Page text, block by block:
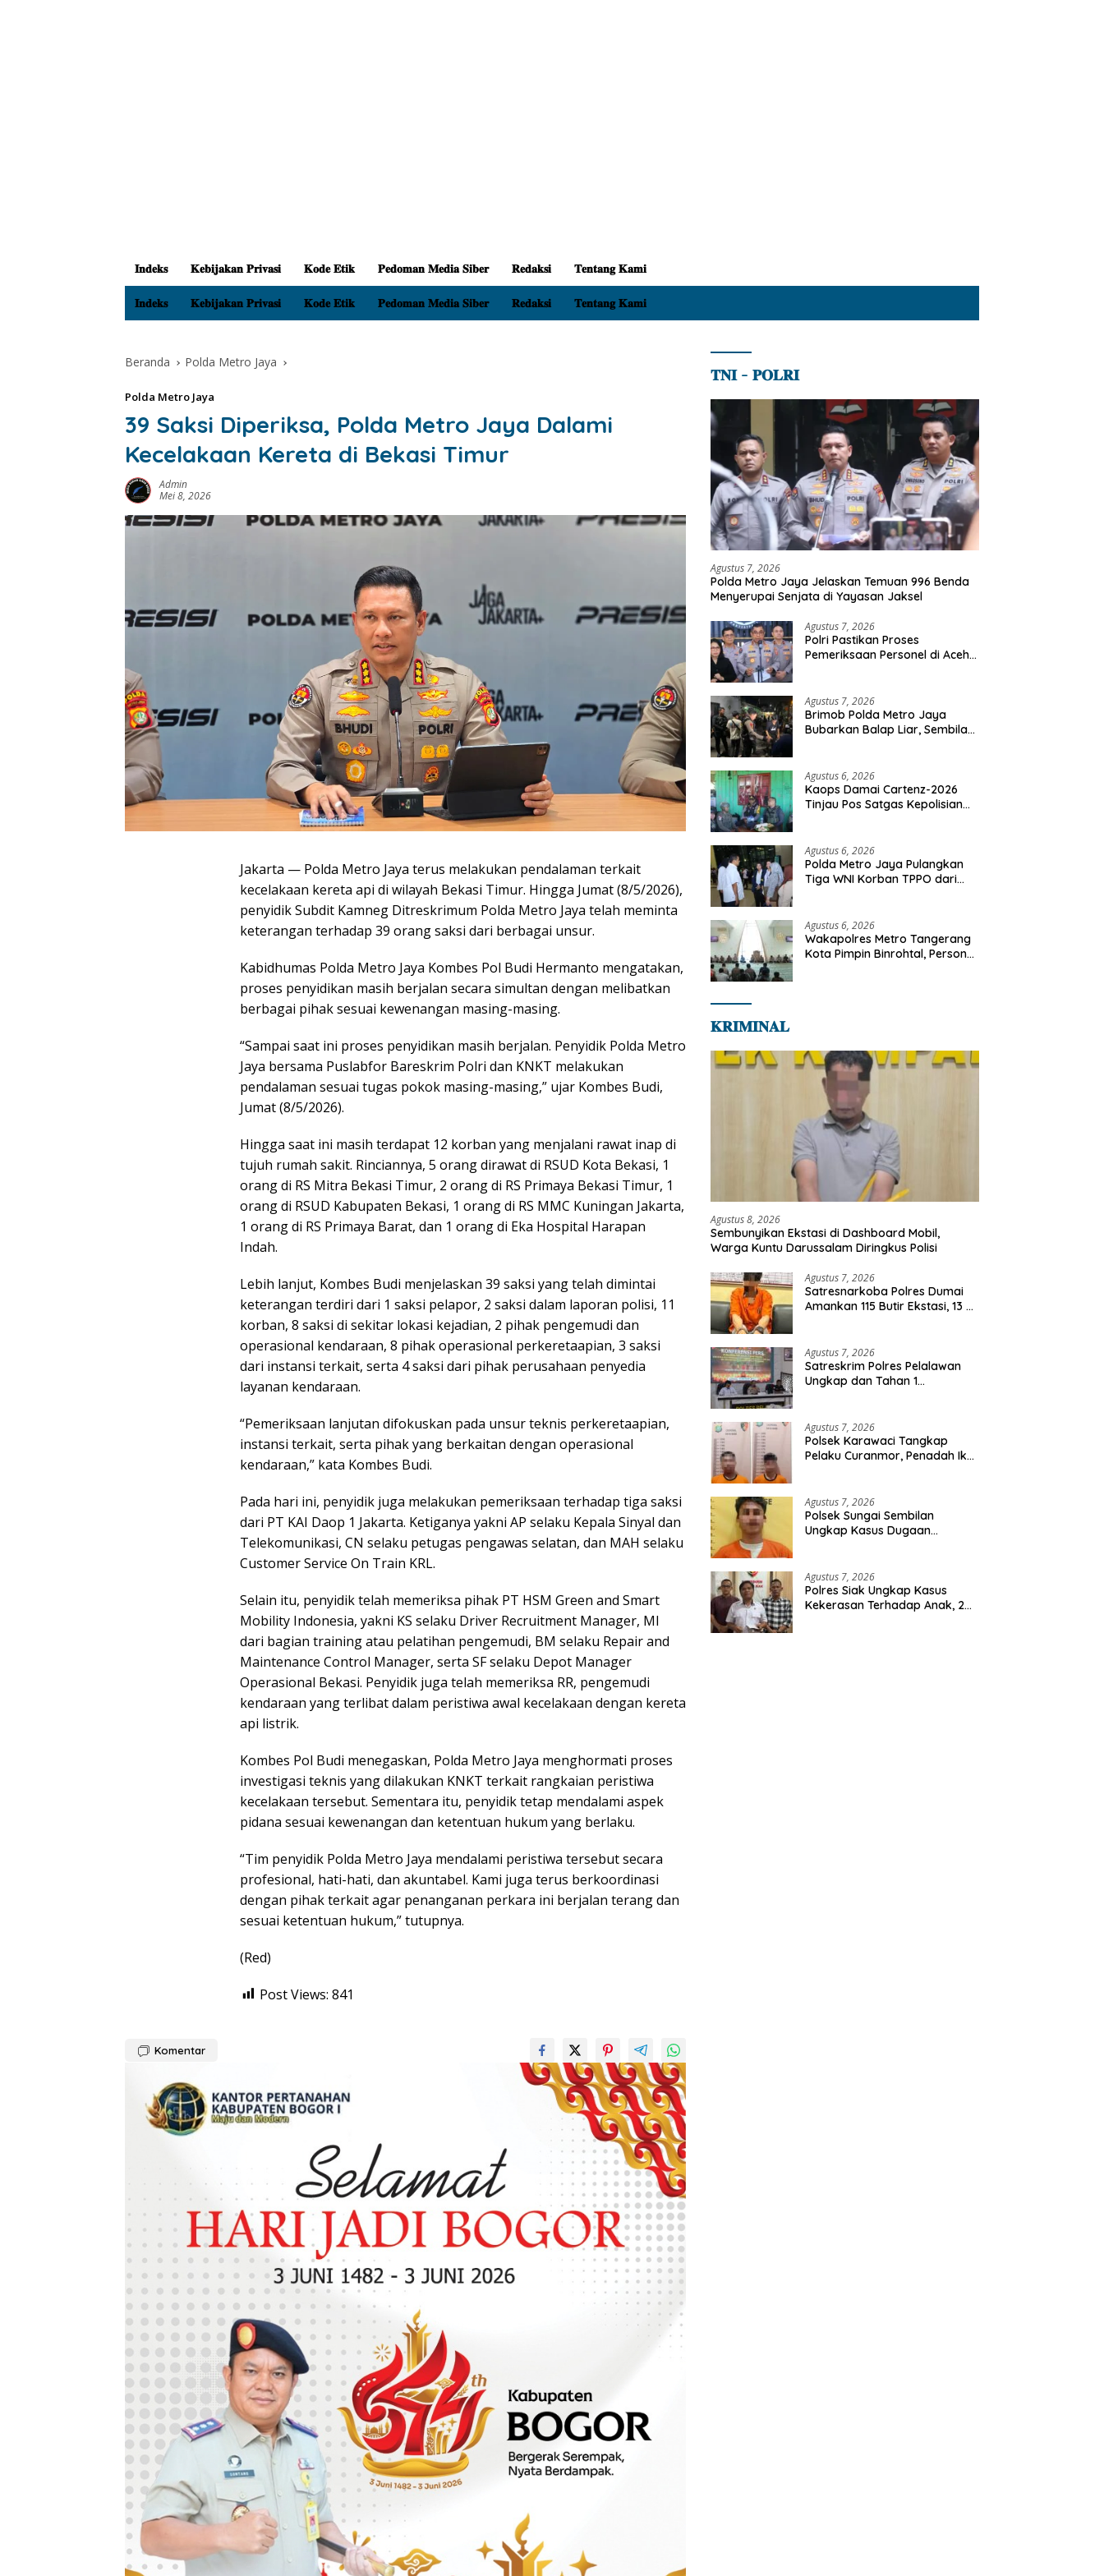
𝐈𝐧𝐝𝐞𝐤𝐬 𝐊𝐞𝐛𝐢𝐣𝐚𝐤𝐚𝐧 𝐏𝐫𝐢𝐯𝐚𝐬𝐢 𝐊𝐨𝐝𝐞 𝐄𝐭𝐢𝐤 𝐏𝐞𝐝𝐨𝐦𝐚𝐧 𝐌𝐞𝐝𝐢𝐚 𝐒𝐢𝐛𝐞𝐫 𝐑𝐞𝐝𝐚𝐤𝐬𝐢 𝐓𝐞𝐧𝐭𝐚𝐧𝐠 𝐊𝐚𝐦𝐢
𝐈𝐧𝐝𝐞𝐤𝐬 𝐊𝐞𝐛𝐢𝐣𝐚𝐤𝐚𝐧 𝐏𝐫𝐢𝐯𝐚𝐬𝐢 𝐊𝐨𝐝𝐞 𝐄𝐭𝐢𝐤 𝐏𝐞𝐝𝐨𝐦𝐚𝐧 𝐌𝐞𝐝𝐢𝐚 𝐒𝐢𝐛𝐞𝐫 𝐑𝐞𝐝𝐚𝐤𝐬𝐢 𝐓𝐞𝐧𝐭𝐚𝐧𝐠 𝐊𝐚𝐦𝐢
Beranda Polda Metro Jaya
Polda Metro Jaya
39 Saksi Diperiksa, Polda Metro Jaya Dalami
Kecelakaan Kereta di Bekasi Timur
Admin
Mei 8, 2026
Jakarta — Polda Metro Jaya terus melakukan pendalaman terkait
kecelakaan kereta api di wilayah Bekasi Timur. Hingga Jumat (8/5/2026),
penyidik Subdit Kamneg Ditreskrimum Polda Metro Jaya telah meminta
keterangan terhadap 39 orang saksi dari berbagai unsur.
Kabidhumas Polda Metro Jaya Kombes Pol Budi Hermanto mengatakan,
proses penyidikan masih berjalan secara simultan dengan melibatkan
berbagai pihak sesuai kewenangan masing-masing.
“Sampai saat ini proses penyidikan masih berjalan. Penyidik Polda Metro
Jaya bersama Puslabfor Bareskrim Polri dan KNKT melakukan
pendalaman sesuai tugas pokok masing-masing,” ujar Kombes Budi,
Jumat (8/5/2026).
Hingga saat ini masih terdapat 12 korban yang menjalani rawat inap di
tujuh rumah sakit. Rinciannya, 5 orang dirawat di RSUD Kota Bekasi, 1
orang di RS Mitra Bekasi Timur, 2 orang di RS Primaya Bekasi Timur, 1
orang di RSUD Kabupaten Bekasi, 1 orang di RS MMC Kuningan Jakarta,
1 orang di RS Primaya Barat, dan 1 orang di Eka Hospital Harapan
Indah.
Lebih lanjut, Kombes Budi menjelaskan 39 saksi yang telah dimintai
keterangan terdiri dari 1 saksi pelapor, 2 saksi dalam laporan polisi, 11
korban, 8 saksi di sekitar lokasi kejadian, 2 pihak pengemudi dan
operasional kendaraan, 8 pihak operasional perkeretaapian, 3 saksi
dari instansi terkait, serta 4 saksi dari pihak perusahaan penyedia
layanan kendaraan.
“Pemeriksaan lanjutan difokuskan pada unsur teknis perkeretaapian,
instansi terkait, serta pihak yang berkaitan dengan operasional
kendaraan,” kata Kombes Budi.
Pada hari ini, penyidik juga melakukan pemeriksaan terhadap tiga saksi
dari PT KAI Daop 1 Jakarta. Ketiganya yakni AP selaku Kepala Sinyal dan
Telekomunikasi, CN selaku petugas pengawas selatan, dan MAH selaku
Customer Service On Train KRL.
Selain itu, penyidik telah memeriksa pihak PT HSM Green and Smart
Mobility Indonesia, yakni KS selaku Driver Recruitment Manager, MI
dari bagian training atau pelatihan pengemudi, BM selaku Repair and
Maintenance Control Manager, serta SF selaku Depot Manager
Operasional Bekasi. Penyidik juga telah memeriksa RR, pengemudi
kendaraan yang terlibat dalam peristiwa awal kecelakaan dengan kereta
api listrik.
Kombes Pol Budi menegaskan, Polda Metro Jaya menghormati proses
investigasi teknis yang dilakukan KNKT terkait rangkaian peristiwa
kecelakaan tersebut. Sementara itu, penyidik tetap mendalami aspek
pidana sesuai kewenangan dan ketentuan hukum yang berlaku.
“Tim penyidik Polda Metro Jaya mendalami peristiwa tersebut secara
profesional, hati-hati, dan akuntabel. Kami juga terus berkoordinasi
dengan pihak terkait agar penanganan perkara ini berjalan terang dan
sesuai ketentuan hukum,” tutupnya.
(Red)
Post Views: 841
Komentar
𝐓𝐍𝐈 – 𝐏𝐎𝐋𝐑𝐈
Agustus 7, 2026
Polda Metro Jaya Jelaskan Temuan 996 Benda
Menyerupai Senjata di Yayasan Jaksel
Agustus 7, 2026
Polri Pastikan Proses
Pemeriksaan Personel di Aceh
Agustus 7, 2026
Brimob Polda Metro Jaya
Bubarkan Balap Liar, Sembilan
Agustus 6, 2026
Kaops Damai Cartenz-2026
Tinjau Pos Satgas Kepolisian
Bersama Masyarakat
Agustus 6, 2026
Polda Metro Jaya Pulangkan
Tiga WNI Korban TPPO dari
Agustus 6, 2026
Wakapolres Metro Tangerang
Kota Pimpin Binrohtal, Personel
𝐊𝐑𝐈𝐌𝐈𝐍𝐀𝐋
Agustus 8, 2026
Sembunyikan Ekstasi di Dashboard Mobil,
Warga Kuntu Darussalam Diringkus Polisi
Agustus 7, 2026
Satresnarkoba Polres Dumai
Amankan 115 Butir Ekstasi, 13 Pil
Agustus 7, 2026
Satreskrim Polres Pelalawan
Ungkap dan Tahan 1
Agustus 7, 2026
Polsek Karawaci Tangkap
Pelaku Curanmor, Penadah Ikut
Agustus 7, 2026
Polsek Sungai Sembilan
Ungkap Kasus Dugaan
Berhasil Diamankan
Agustus 7, 2026
Polres Siak Ungkap Kasus
Kekerasan Terhadap Anak, 2